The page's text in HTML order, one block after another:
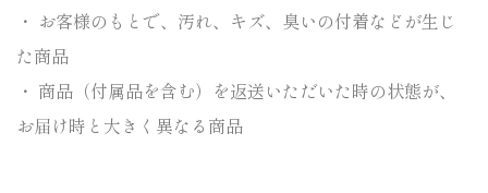
・ お客様のもとで、汚れ、キズ、臭いの付着などが生じ
た商品
・ 商品（付属品を含む）を返送いただいた時の状態が、
お届け時と大きく異なる商品